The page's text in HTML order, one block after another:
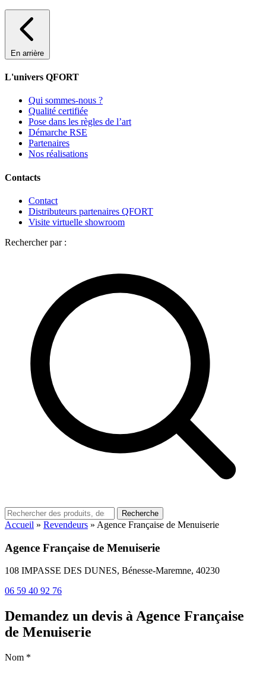
En arrière
L'univers QFORT
Qui sommes-nous ?
Qualité certifiée
Pose dans les règles de l’art
Démarche RSE
Partenaires
Nos réalisations
Contacts
Contact
Distributeurs partenaires QFORT
Visite virtuelle showroom
Rechercher par :
Recherche
Accueil » Revendeurs » Agence Française de Menuiserie
Agence Française de Menuiserie
108 IMPASSE DES DUNES, Bénesse-Maremne, 40230
06 59 40 92 76
Demandez un devis à Agence Française
de Menuiserie
Nom *